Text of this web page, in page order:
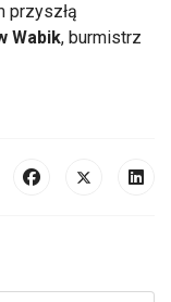
przyszłą
Wabik, burmistrz